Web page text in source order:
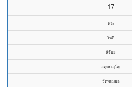
17
พระ
โชติ
ลีจ้อย
อคฺคปญฺโญ
วัดพนมยอ